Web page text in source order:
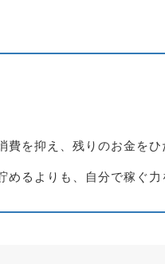
費を抑え、残りのお金をひ
めるよりも、自分で稼ぐ力